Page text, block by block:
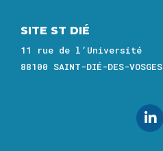
SITE ST DIÉ
11 rue de l’Université
88100 SAINT-DIÉ-DES-VOSGES